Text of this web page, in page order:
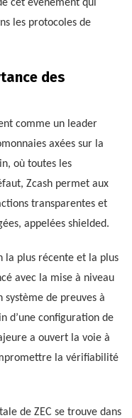
cet événement qui
les protocoles de
des
comme un leader
axées sur la
où toutes les
Zcash permet aux
transparentes et
appelées shielded.
la plus récente et la plus
avec la mise à niveau
système de preuves à
d’une configuration de
a ouvert la voie à
la vérifiabilité
de ZEC se trouve dans